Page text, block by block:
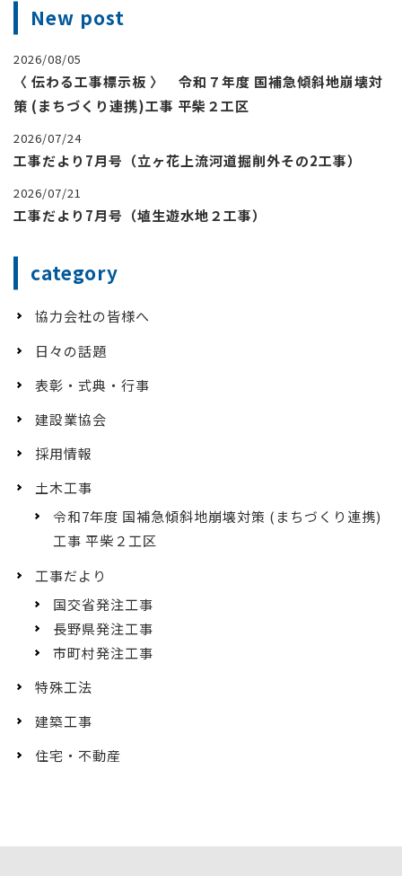
New post
2026/08/05
〈 伝わる工事標示板 〉 令和７年度 国補急傾斜地崩壊対
策 (まちづくり連携)工事 平柴２工区
2026/07/24
工事だより7月号（立ヶ花上流河道掘削外その2工事）
2026/07/21
工事だより7月号（埴生遊水地２工事）
category
協力会社の皆様へ
日々の話題
表彰・式典・行事
建設業協会
採用情報
土木工事
令和7年度 国補急傾斜地崩壊対策 (まちづくり連携)
工事 平柴２工区
工事だより
国交省発注工事
長野県発注工事
市町村発注工事
特殊工法
建築工事
住宅・不動産